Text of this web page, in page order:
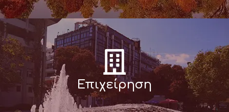
Επιχείρηση